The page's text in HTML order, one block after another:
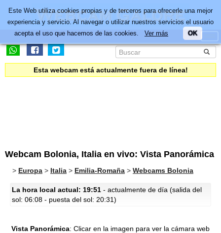
Esta webcam está actualmente fuera de línea!
Webcam Bolonia, Italia en vivo: Vista Panorámica
> Europa > Italia > Emilia-Romaña > Webcams Bolonia
La hora local actual: 19:51 - actualmente de día (salida del
sol: 06:08 - puesta del sol: 20:31)
Vista Panorámica: Clicar en la imagen para ver la cámara web
Este Web utiliza cookies propias y de terceros para ofrecerle una mejor
experiencia y servicio. Al navegar o utilizar nuestros servicios el usuario
acepta el uso que hacemos de las cookies. Ver más OK